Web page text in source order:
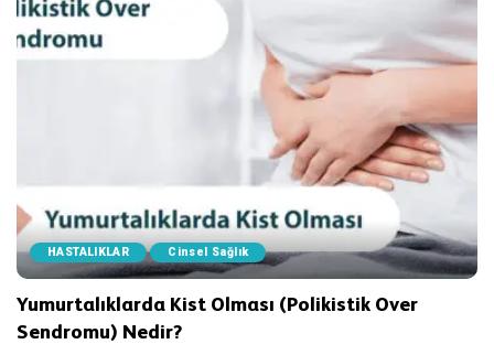
HASTALIKLAR Cinsel Sağlık
Yumurtalıklarda Kist Olması (Polikistik Over
Sendromu) Nedir?